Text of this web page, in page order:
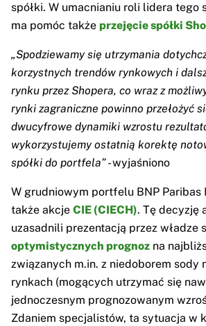
spółki. W umacnianiu roli lidera tego
ma pomóc także przejęcie spółki
„Spodziewamy się utrzymania
korzystnych trendów rynkowych i
rynku przez Shopera, co wraz z
rynki zagraniczne powinno przełożyć
dwucyfrowe dynamiki wzrostu
wykorzystujemy ostatnią korektę
spółki do portfela”- wyjaśniono
W grudniowym portfelu BNP Paribas
także akcje CIE (CIECH). Tę decyzję
uzasadnili prezentacją przez władze
optymistycznych prognoz na
związanych m.in. z niedoborem sody
rynkach (mogących utrzymać się
jednoczesnym prognozowanym
Zdaniem specjalistów, ta sytuacja w